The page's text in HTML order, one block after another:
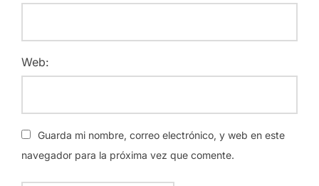
Web:
Guarda mi nombre, correo electrónico, y web en este
navegador para la próxima vez que comente.